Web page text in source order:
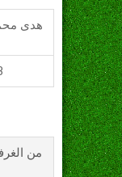
هدى
من